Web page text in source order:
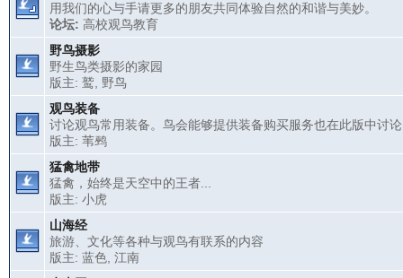
用我们的心与手请更多的朋友共同体验自然的和谐与美妙。
论坛: 高校观鸟教育
野鸟摄影
野生鸟类摄影的家园
版主: 鹫, 野鸟
观鸟装备
讨论观鸟常用装备。鸟会能够提供装备购买服务也在此版中讨
版主: 苇鹀
猛禽地带
猛禽，始终是天空中的王者...
版主: 小虎
山海经
旅游、文化等各种与观鸟有联系的内容
版主: 蓝色, 江南